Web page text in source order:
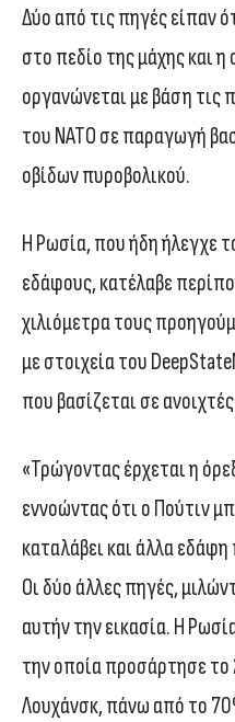
Δύο από τις πηγές είπαν
στο πεδίο της μάχης και η
οργανώνεται με βάση τις
του ΝΑΤΟ σε παραγωγή
οβίδων πυροβολικού.
Η Ρωσία, που ήδη ήλεγχε
εδάφους, κατέλαβε
χιλιόμετρα τους
με στοιχεία του
που βασίζεται σε
«Τρώγοντας έρχεται η
εννοώντας ότι ο Πούτιν
καταλάβει και άλλα
Οι δύο άλλες πηγές,
αυτήν την εικασία. Η
την οποία προσάρτησε το
Λουχάνσκ, πάνω από το